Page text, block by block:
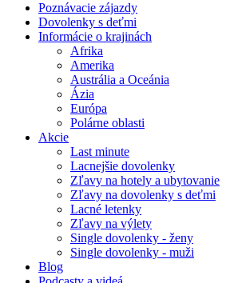
Poznávacie zájazdy
Dovolenky s deťmi
Informácie o krajinách
Afrika
Amerika
Austrália a Oceánia
Ázia
Európa
Polárne oblasti
Akcie
Last minute
Lacnejšie dovolenky
Zľavy na hotely a ubytovanie
Zľavy na dovolenky s deťmi
Lacné letenky
Zľavy na výlety
Single dovolenky - ženy
Single dovolenky - muži
Blog